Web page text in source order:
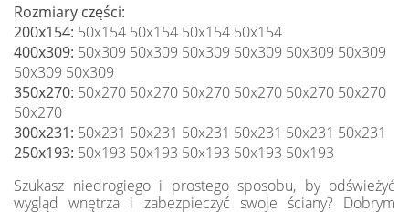
Rozmiary części:
200x154: 50x154 50x154 50x154 50x154
400x309: 50x309 50x309 50x309 50x309 50x309 50x309
50x309 50x309
350x270: 50x270 50x270 50x270 50x270 50x270 50x270
50x270
300x231: 50x231 50x231 50x231 50x231 50x231 50x231
250x193: 50x193 50x193 50x193 50x193 50x193
Szukasz niedrogiego i prostego sposobu, by odświeżyć
wygląd wnętrza i zabezpieczyć swoje ściany? Dobrym